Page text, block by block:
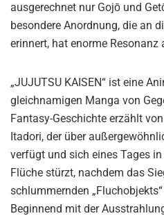
ausgerechnet nur Gojō und
besondere Anordnung, die an
erinnert, hat enorme Resonanz
„JUJUTSU KAISEN“ ist eine
gleichnamigen Manga von
Fantasy-Geschichte erzählt
Itadori, der über
verfügt und sich eines Tages
Flüche stürzt, nachdem das
schlummernden
Beginnend mit der